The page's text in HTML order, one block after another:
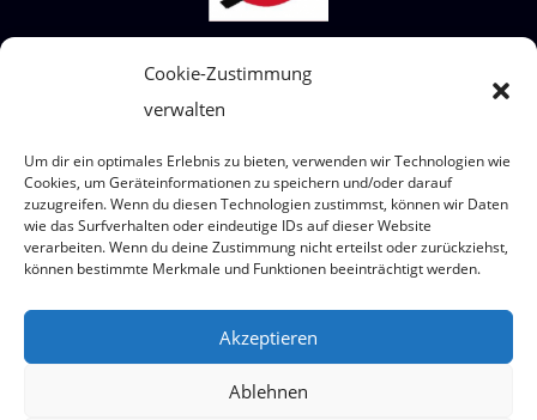
Cookie-Zustimmung
verwalten
Um dir ein optimales Erlebnis zu bieten, verwenden wir Technologien wie
Cookies, um Geräteinformationen zu speichern und/oder darauf
zuzugreifen. Wenn du diesen Technologien zustimmst, können wir Daten
wie das Surfverhalten oder eindeutige IDs auf dieser Website
verarbeiten. Wenn du deine Zustimmung nicht erteilst oder zurückziehst,
können bestimmte Merkmale und Funktionen beeinträchtigt werden.
Akzeptieren
Ablehnen
STECKBRIEF SHIAI-DO
Wir sind ein Judoverein für alle Altersklassen
Wo? Eumigweg 1/3, 2351 Wiener Neudorf
© 2026 Judoteam SHIAI-DO